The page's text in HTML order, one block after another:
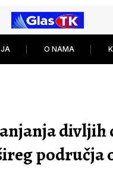
O NAMA
divljih
područja